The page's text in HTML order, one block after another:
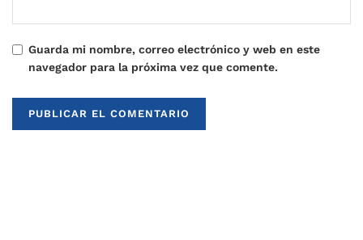
Guarda mi nombre, correo electrónico y web en este
navegador para la próxima vez que comente.